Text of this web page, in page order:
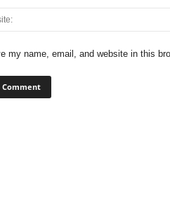
my name, email, and website in this